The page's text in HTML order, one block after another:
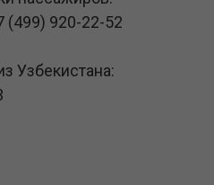
(499) 920-22-52
Узбекистана: